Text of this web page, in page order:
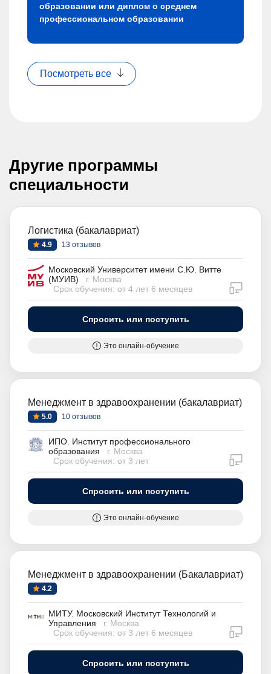
образовании или диплом о среднем
профессиональном образовании
Посмотреть все
Другие программы
специальности
Логистика (бакалавриат)
4.9 13 отзывов
Московский Университет имени С.Ю. Витте
(МУИВ)
г. Москва
Срок обучения: от 4 лет 6 месяцев
Спросить или поступить
Это онлайн-обучение
Менеджмент в здравоохранении (бакалавриат)
5.0 10 отзывов
ИПО. Институт профессионального
образования
г. Москва
Срок обучения: от 3 лет
Спросить или поступить
Это онлайн-обучение
Менеджмент в здравоохранении (Бакалавриат)
4.2
МИТУ. Московский Институт Технологий и
Управления
г. Москва
Срок обучения: от 3 лет 6 месяцев
Спросить или поступить